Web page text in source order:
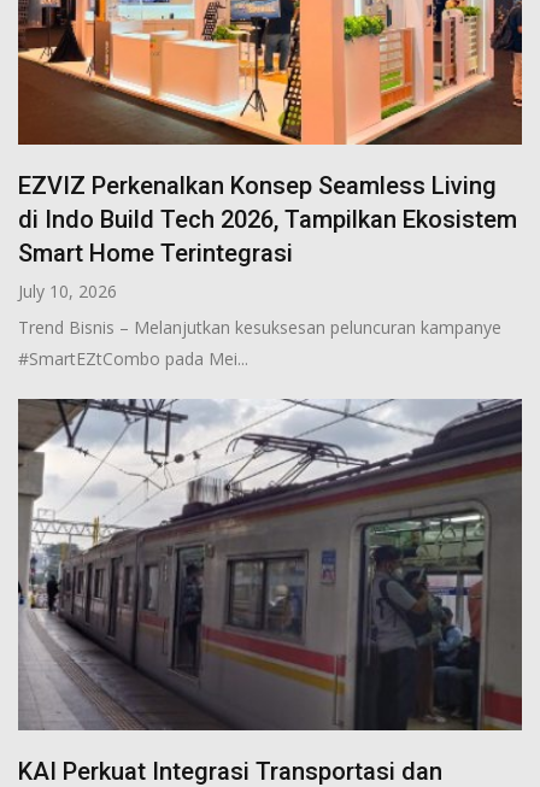
EZVIZ Perkenalkan Konsep Seamless Living
di Indo Build Tech 2026, Tampilkan Ekosistem
Smart Home Terintegrasi
July 10, 2026
Trend Bisnis – Melanjutkan kesuksesan peluncuran kampanye
#SmartEZtCombo pada Mei...
KAI Perkuat Integrasi Transportasi dan